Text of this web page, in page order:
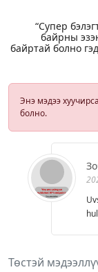
“Супер
байрны
байртай болно
Энэ мэдээ
болно.
Төстэй